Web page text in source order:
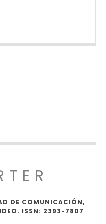
DE COMUNICACIÓN,
ISSN: 2393-7807